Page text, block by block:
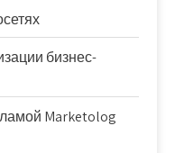
бизнес-
Marketolog